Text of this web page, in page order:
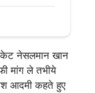
नेसलमान खान
मांग ले तभीये
आदमी कहते हुए